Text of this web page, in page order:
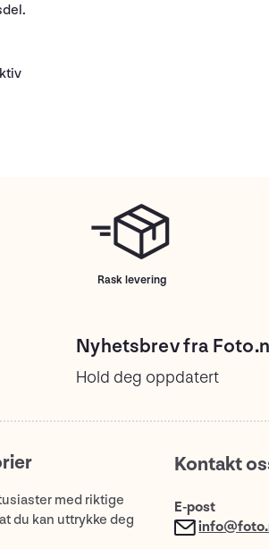
Rask levering
Nyhetsbrev fra
Hold deg oppdatert
med riktige
du kan uttrykke deg
Kontakt
E-post